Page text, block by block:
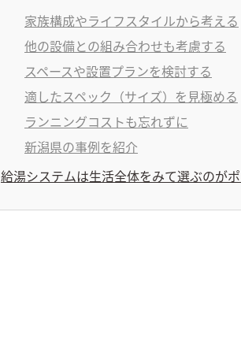
家族構成やライフスタイルから考える
他の設備との組み合わせも考慮する
スペースや設置プランを検討する
適したスペック（サイズ）を見極める
ランニングコストも忘れずに
新潟県の事例を紹介
給湯システムは生活全体をみて選ぶのが